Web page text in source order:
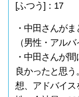
[ふつう]：17
・中田さんが
（男性・アルバ
・中田さんが
良かったと思
想、アドバイ